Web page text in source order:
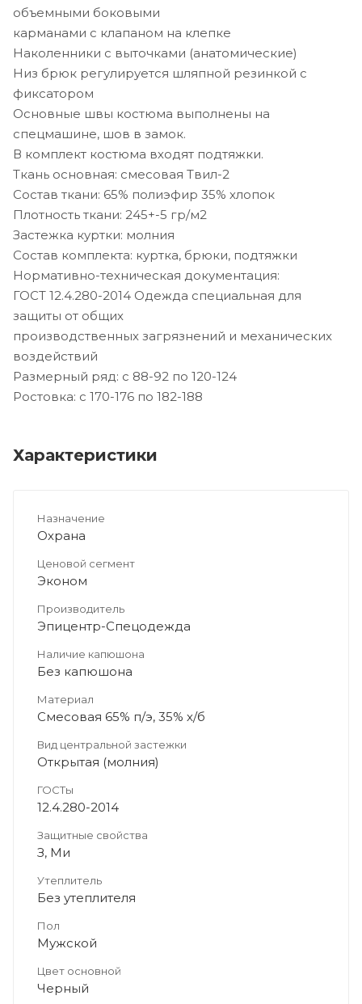
объемными боковыми
карманами с клапаном на клепке
Наколенники с выточками (анатомические)
Низ брюк регулируется шляпной резинкой с
фиксатором
Основные швы костюма выполнены на
спецмашине, шов в замок.
В комплект костюма входят подтяжки.
Ткань основная: смесовая Твил-2
Состав ткани: 65% полиэфир 35% хлопок
Плотность ткани: 245+-5 гр/м2
Застежка куртки: молния
Состав комплекта: куртка, брюки, подтяжки
Нормативно-техническая документация:
ГОСТ 12.4.280-2014 Одежда специальная для
защиты от общих
производственных загрязнений и механических
воздействий
Размерный ряд: с 88-92 по 120-124
Ростовка: с 170-176 по 182-188
Характеристики
Назначение
Охрана
Ценовой сегмент
Эконом
Производитель
Эпицентр-Спецодежда
Наличие капюшона
Без капюшона
Материал
Смесовая 65% п/э, 35% х/б
Вид центральной застежки
Открытая (молния)
ГОСТы
12.4.280-2014
Защитные свойства
З, Ми
Утеплитель
Без утеплителя
Пол
Мужской
Цвет основной
Черный